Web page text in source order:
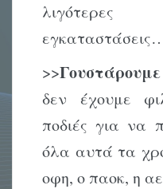
>>
δεν έχουμε
ποδιές για να
όλα αυτά τα
οφη, ο παοκ, η